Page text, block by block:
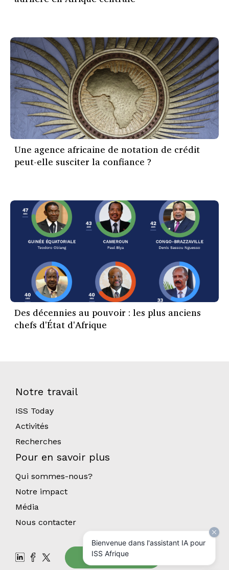
Une agence africaine de notation de crédit
peut-elle susciter la confiance ?
Des décennies au pouvoir : les plus anciens
chefs d'État d'Afrique
Notre travail
ISS Today
Activités
Recherches
Pour en savoir plus
Qui sommes-nous?
Notre impact
Média
Nous contacter
Abonnez-vous
Bienvenue dans l'assistant IA pour
ISS Afrique